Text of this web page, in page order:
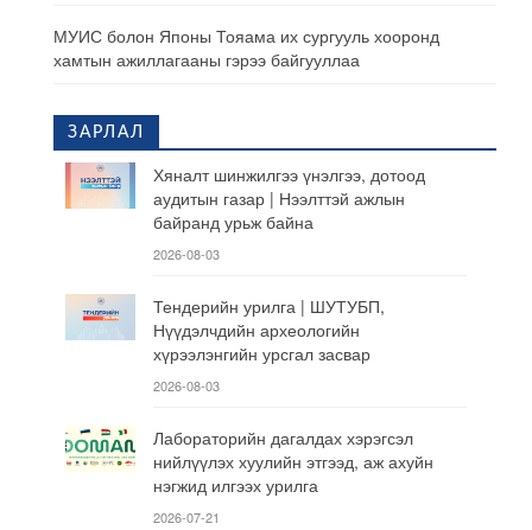
МУИС болон Японы Тояама их сургууль хооронд
хамтын ажиллагааны гэрээ байгууллаа
ЗАРЛАЛ
Хяналт шинжилгээ үнэлгээ, дотоод
аудитын газар | Нээлттэй ажлын
байранд урьж байна
2026-08-03
Тендерийн урилга | ШУТУБП,
Нүүдэлчдийн археологийн
хүрээлэнгийн урсгал засвар
2026-08-03
Лабораторийн дагалдах хэрэгсэл
нийлүүлэх хуулийн этгээд, аж ахуйн
нэгжид илгээх урилга
2026-07-21